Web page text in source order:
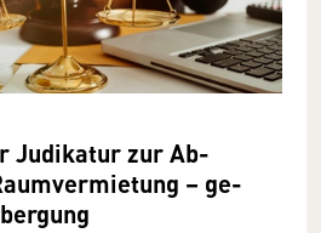
Judikatur zur Ab­­
– ge­­